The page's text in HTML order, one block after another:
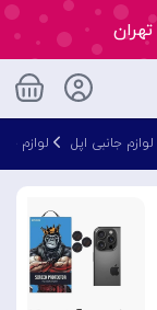
لوازم جانبی اپل لوازم